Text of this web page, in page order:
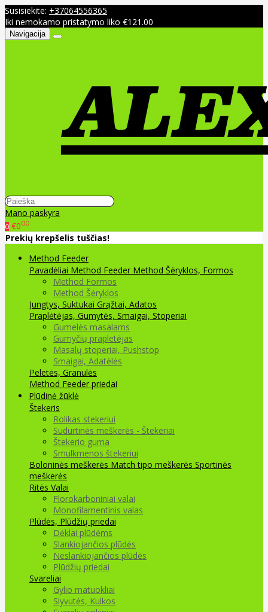
Susisiekite: +37064556365
Iki nemokamo pristatymo liko €121.00
Navigacija
Mano paskyra
0 €000
Prekių krepšelis tuščias!
Method Feeder
Pavadėliai Method Feeder Method Šėryklos, Formos
Method Formos
Method Šėryklos
Jungtys, Suktukai Grąžtai, Adatos
Praplėtėjas, Gumytės, Smaigai, Stoperiai
Gumelės masalams
Gumyčių prapletėjas
Masalų stoperiai, Pushstop
Smaigai, Adatėlės
Peletės, Granulės
Method Feeder priedai
Plūdinė žūklė
Štekeris
Rolikas stekeriui
Sudurtinės meškerės - Štekeriai
Štekerio guma
Smulkmenos štekeriui
Boloninės meškerės Match tipo meškerės Sportinės
meškerės
Ritės Valai
Florokarboniniai valai
Monofilamentinis valas
Plūdės, Plūdžių priedai
Dėklai plūdėms
Slankiojančios plūdės
Neslankiojančios plūdės
Plūdžių priedai
Svareliai
Gylio matuokliai
Slyvutės, Kulkos